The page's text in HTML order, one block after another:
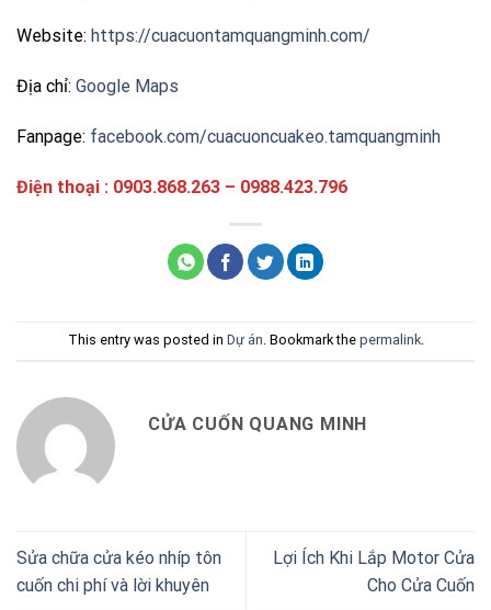
Website: https://cuacuontamquangminh.com/
Địa chỉ: Google Maps
Fanpage: facebook.com/cuacuoncuakeo.tamquangminh
Điện thoại : 0903.868.263 – 0988.423.796
This entry was posted in Dự án. Bookmark the permalink.
CỬA CUỐN QUANG MINH
Sửa chữa cửa kéo nhíp tôn
cuốn chi phí và lời khuyên
Lợi Ích Khi Lắp Motor Cửa
Cho Cửa Cuốn